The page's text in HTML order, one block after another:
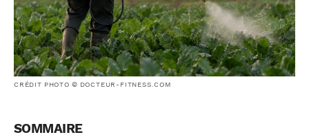
CRÉDIT PHOTO © DOCTEUR-FITNESS.COM